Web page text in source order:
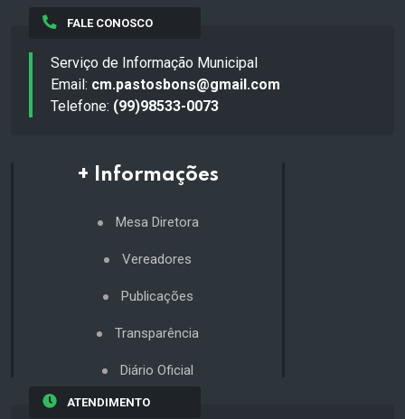
FALE CONOSCO
Serviço de Informação Municipal
Email: cm.pastosbons@gmail.com
Telefone: (99)98533-0073
+ Informações
Mesa Diretora
Vereadores
Publicações
Transparência
Diário Oficial
ATENDIMENTO